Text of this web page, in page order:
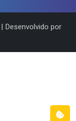
Desenvolvido por